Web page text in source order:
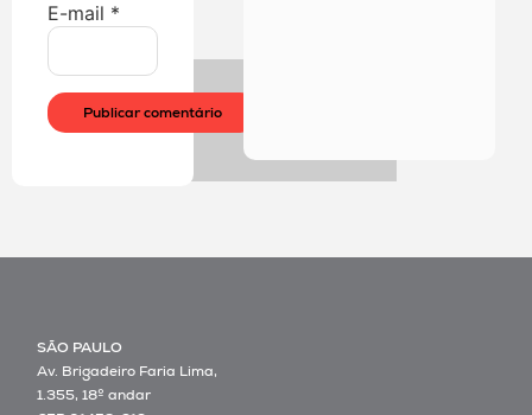
E-mail *
SÃO PAULO
Av. Brigadeiro Faria Lima,
1.355, 18º andar